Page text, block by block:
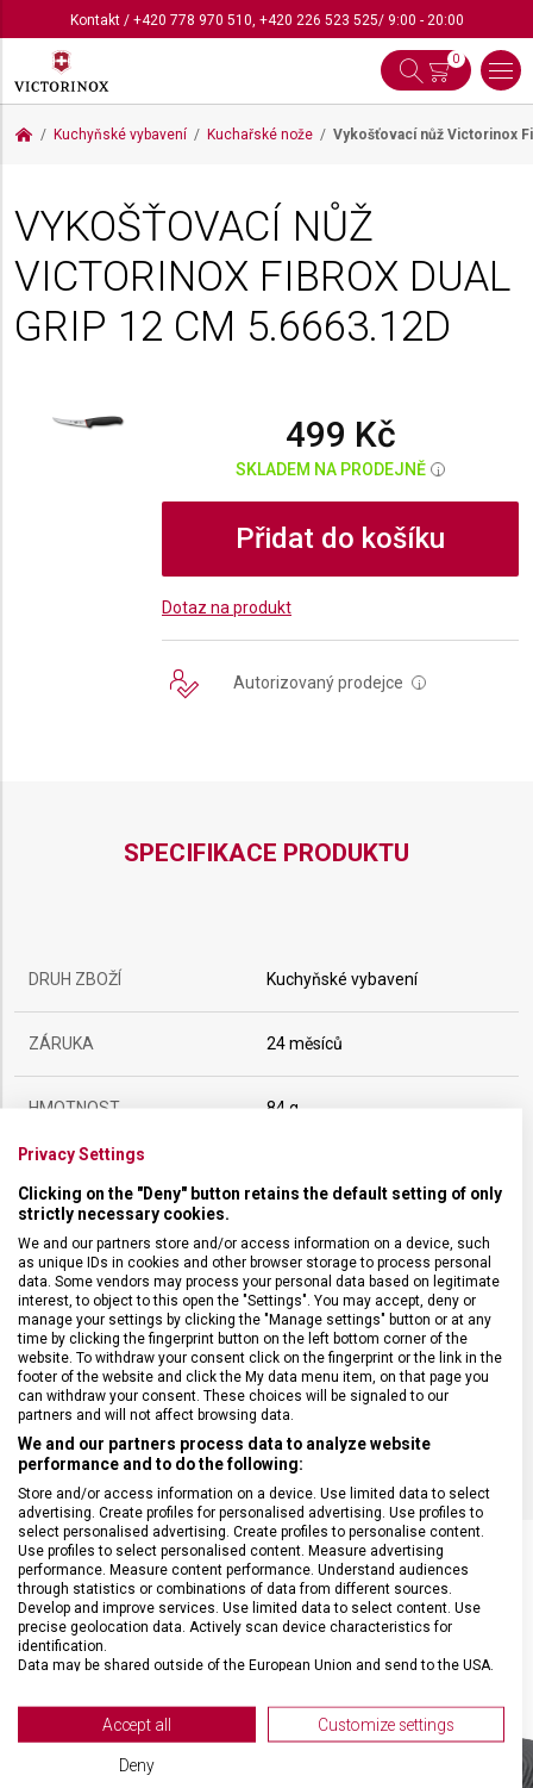
Kontakt/ +420 778 970 510, +420 226 523 525/ 9:00 - 20:00
0
Kuchyňské vybavení Kuchařské nože Vykošťovací nůž Victorinox
VYKOŠŤOVACÍ NŮŽ
VICTORINOX FIBROX DUAL
GRIP 12 CM 5.6663.12D
499 Kč
SKLADEM NA PRODEJNĚ i
Přidat do košíku
Dotaz na produkt
Autorizovaný prodejce i
SPECIFIKACE PRODUKTU
DRUH ZBOŽÍ Kuchyňské vybavení
ZÁRUKA 24 měsíců
HMOTNOST 84 g
MATERIÁL RUKOJETI Termoplast (TPE)
DÉLKA ČEPELE 12 cm
BARVA Černá
SOUVISEJÍCÍ PRODUKTY
Privacy Settings
Clicking on the "Deny" button retains the default setting of only
strictly necessary cookies.
We and our partners store and/or access information on a device, such
as unique IDs in cookies and other browser storage to process personal
data. Some vendors may process your personal data based on legitimate
interest, to object to this open the "Settings". You may accept, deny or
manage your settings by clicking the "Manage settings" button or at any
time by clicking the fingerprint button on the left bottom corner of the
website. To withdraw your consent click on the fingerprint or the link in the
footer of the website and click the My data menu item, on that page you
can withdraw your consent. These choices will be signaled to our
partners and will not affect browsing data.
We and our partners process data to analyze website
performance and to do the following:
Store and/or access information on a device. Use limited data to select
advertising. Create profiles for personalised advertising. Use profiles to
select personalised advertising. Create profiles to personalise content.
Use profiles to select personalised content. Measure advertising
performance. Measure content performance. Understand audiences
through statistics or combinations of data from different sources.
Develop and improve services. Use limited data to select content. Use
precise geolocation data. Actively scan device characteristics for
identification.
Data may be shared outside of the European Union and send to the USA.
View Partner List (2 IAB Vendors)
We use your data for the following purposes:
Accept all Customize settings
Deny